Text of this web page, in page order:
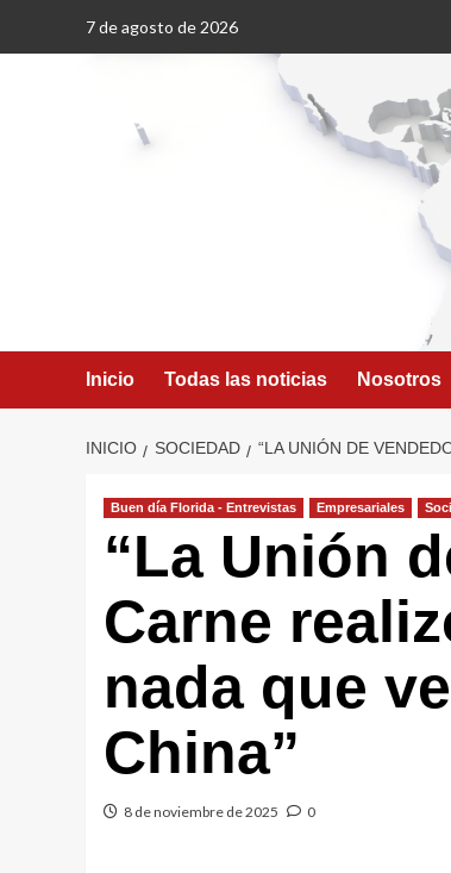
7 de agosto de 2026
Inicio Todas las noticias Nosotros
INICIO SOCIEDAD “LA UNIÓN DE
Buen día Florida - Entrevistas Empresariales
“La Unión
Carne
nada que
China”
8 de noviembre de 2025 0